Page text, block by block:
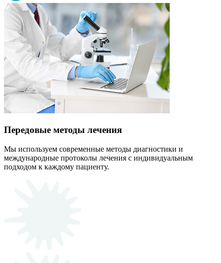
Передовые методы лечения
Мы используем современные методы диагностики и
международные протоколы лечения с индивидуальным
подходом к каждому пациенту.